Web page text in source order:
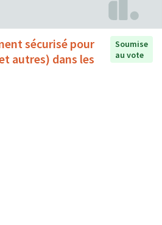
sécurisé pour
autres) dans les
Soumise
au vote